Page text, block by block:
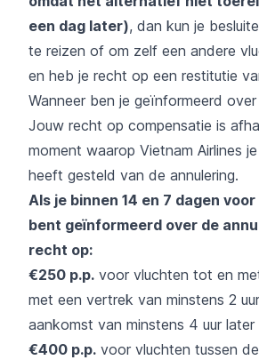
een dag later), dan kun je
te reizen of om zelf een andere
en heb je recht op een restitutie
Wanneer ben je geïnformeerd over
Jouw recht op compensatie is
moment waarop Vietnam Airlines
heeft gesteld van de annulering.
Als je binnen 14 en 7 dagen
bent geïnformeerd over de
recht op:
€250 p.p. voor vluchten tot en
met een vertrek van minstens 2
aankomst van minstens 4 uur later
€400 p.p. voor vluchten tussen